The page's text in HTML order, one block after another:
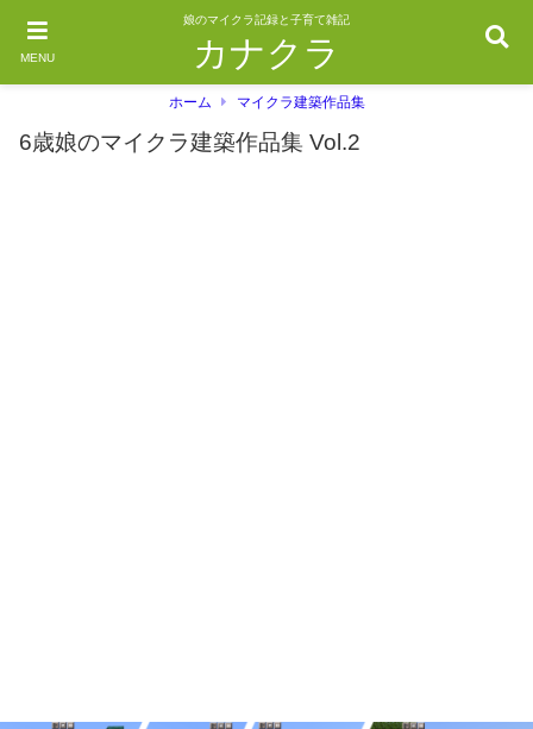
MENU
娘のマイクラ記録と子育て雑記
カナクラ
ホーム マイクラ建築作品集
6歳娘のマイクラ建築作品集 Vol.2